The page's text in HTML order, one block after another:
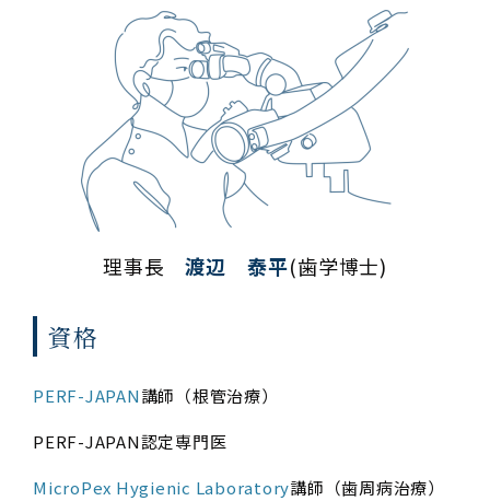
理事長 渡辺 泰平(歯学博士)
資格
PERF-JAPAN講師（根管治療）
PERF-JAPAN認定専門医
MicroPe​x Hygienic Laboratory講師（歯周病治療）